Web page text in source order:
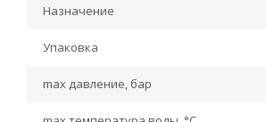
Назначение
Упаковка
max давление, бар